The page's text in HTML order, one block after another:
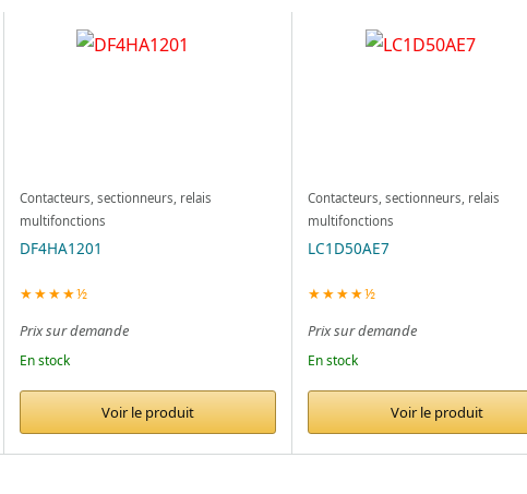
Contacteurs, sectionneurs, relais
multifonctions
DF4HA1201
★★★★½
Prix sur demande
En stock
Voir le produit
Contacteurs, sectionneurs, relais
multifonctions
LC1D50AE7
★★★★½
Prix sur demande
En stock
Voir le produit